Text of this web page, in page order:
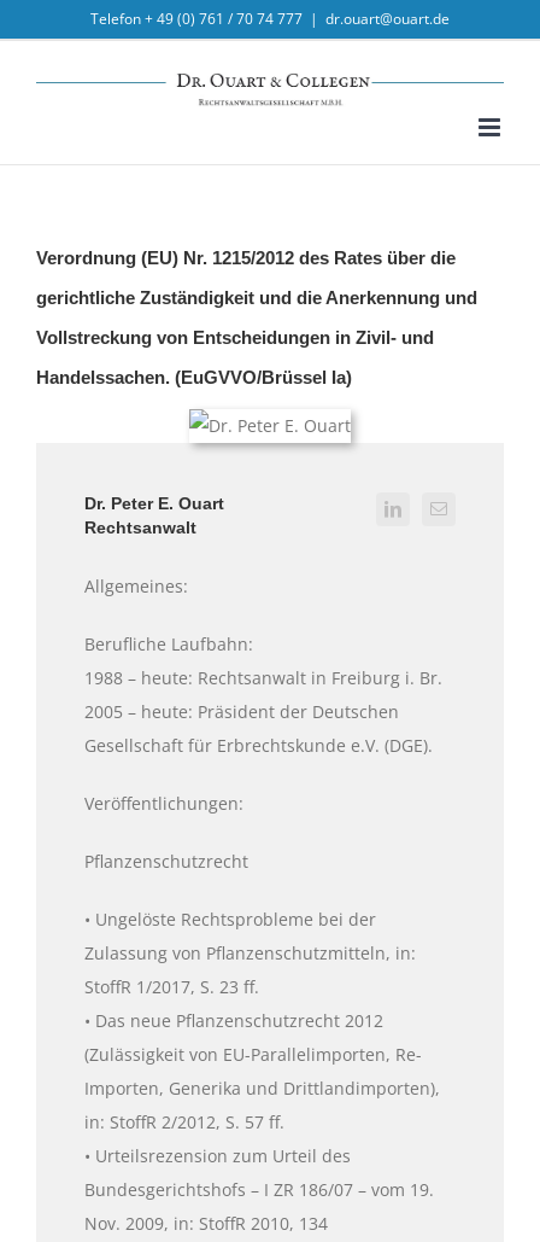
to
content
Telefon + 49 (0) 761 / 70 74 777 | dr.ouart@ouart.de
Verordnung (EU) Nr. 1215/2012 des Rates über die
gerichtliche Zuständigkeit und die Anerkennung und
Vollstreckung von Entscheidungen in Zivil- und
Handelssachen. (EuGVVO/Brüssel Ia)
Dr. Peter E. Ouart
Rechtsanwalt
Allgemeines:
Berufliche Laufbahn:
1988 – heute: Rechtsanwalt in Freiburg i. Br.
2005 – heute: Präsident der Deutschen
Gesellschaft für Erbrechtskunde e.V. (DGE).
Veröffentlichungen:
Pflanzenschutzrecht
• Ungelöste Rechtsprobleme bei der
Zulassung von Pflanzenschutzmitteln, in:
StoffR 1/2017, S. 23 ff.
• Das neue Pflanzenschutzrecht 2012
(Zulässigkeit von EU-Parallelimporten, Re-
Importen, Generika und Drittlandimporten),
in: StoffR 2/2012, S. 57 ff.
• Urteilsrezension zum Urteil des
Bundesgerichtshofs – I ZR 186/07 – vom 19.
Nov. 2009, in: StoffR 2010, 134